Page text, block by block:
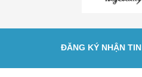
ĐĂNG KÝ NHẬN TIN